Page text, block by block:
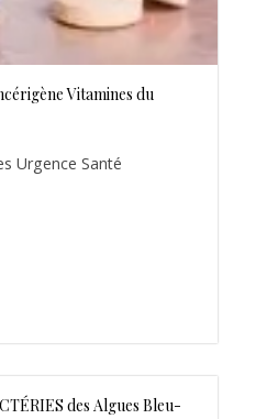
Vitamines du
Urgence Santé
des Algues Bleu-